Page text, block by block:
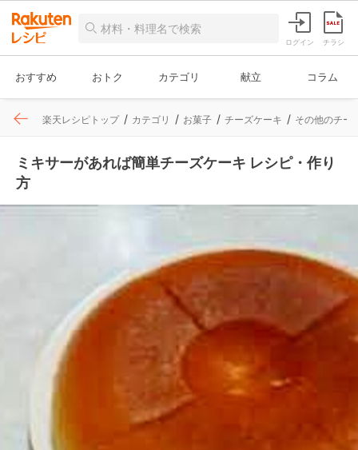
ログイン チラシ
おすすめ おトク カテゴリ 献立 コラム
楽天レシピトップ カテゴリ お菓子 チーズケーキ その他のチー
ミキサーがあれば簡単チーズケーキ レシピ・作り
方